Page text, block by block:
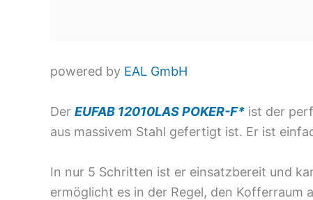
powered by EAL GmbH
Der EUFAB 12010LAS POKER-F* ist der
aus massivem Stahl gefertigt ist. Er ist
In nur 5 Schritten ist er einsatzbereit und
ermöglicht es in der Regel, den